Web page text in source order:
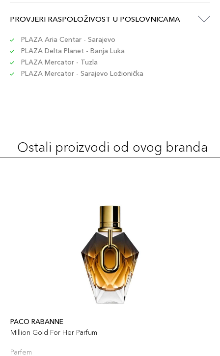
PROVJERI RASPOLOŽIVOST U POSLOVNICAMA
PLAZA Aria Centar - Sarajevo
PLAZA Delta Planet - Banja Luka
PLAZA Mercator - Tuzla
PLAZA Mercator - Sarajevo Ložionička
Ostali proizvodi od ovog branda
PACO RABANNE
Million Gold For Her Parfum
Parfem